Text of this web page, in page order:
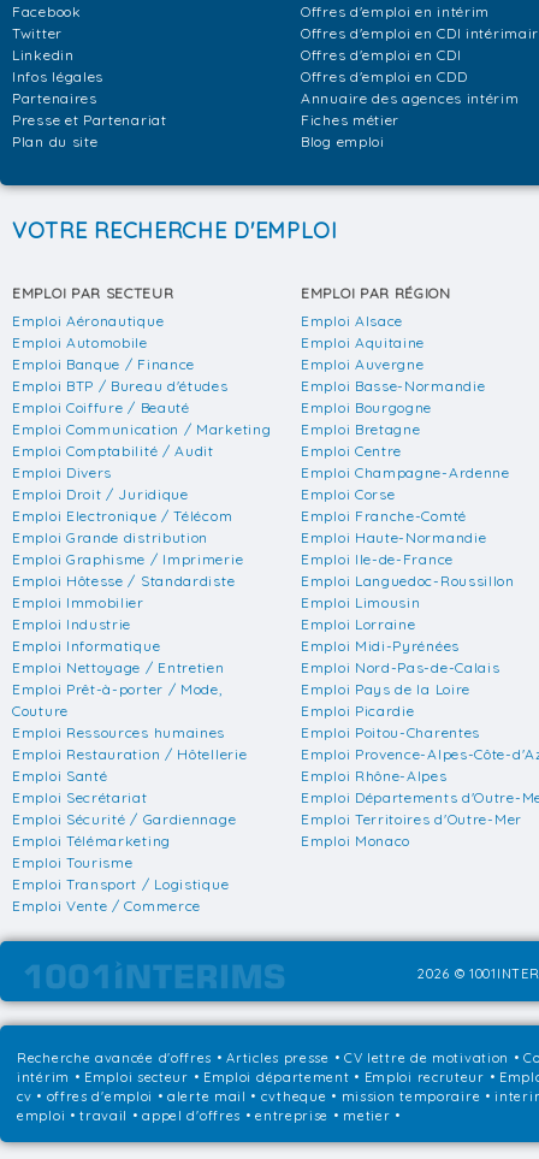
Facebook
Twitter
Linkedin
Infos légales
Partenaires
Presse et Partenariat
Plan du site
Offres d'emploi en intérim
Offres d'emploi en CDI
Offres d'emploi en CDI
Offres d'emploi en CDD
Annuaire des agences intérim
Fiches métier
Blog emploi
VOTRE RECHERCHE D'EMPLOI
EMPLOI PAR SECTEUR
Emploi Aéronautique
Emploi Automobile
Emploi Banque / Finance
Emploi BTP / Bureau d'études
Emploi Coiffure / Beauté
Emploi Communication / Marketing
Emploi Comptabilité / Audit
Emploi Divers
Emploi Droit / Juridique
Emploi Electronique / Télécom
Emploi Grande distribution
Emploi Graphisme / Imprimerie
Emploi Hôtesse / Standardiste
Emploi Immobilier
Emploi Industrie
Emploi Informatique
Emploi Nettoyage / Entretien
Emploi Prêt-à-porter / Mode,
Couture
Emploi Ressources humaines
Emploi Restauration / Hôtellerie
Emploi Santé
Emploi Secrétariat
Emploi Sécurité / Gardiennage
Emploi Télémarketing
Emploi Tourisme
Emploi Transport / Logistique
Emploi Vente / Commerce
EMPLOI PAR RÉGION
Emploi Alsace
Emploi Aquitaine
Emploi Auvergne
Emploi Basse-Normandie
Emploi Bourgogne
Emploi Bretagne
Emploi Centre
Emploi Champagne-Ardenne
Emploi Corse
Emploi Franche-Comté
Emploi Haute-Normandie
Emploi Ile-de-France
Emploi Languedoc-Roussillon
Emploi Limousin
Emploi Lorraine
Emploi Midi-Pyrénées
Emploi Nord-Pas-de-Calais
Emploi Pays de la Loire
Emploi Picardie
Emploi Poitou-Charentes
Emploi Provence-Alpes-Côte-
Emploi Rhône-Alpes
Emploi Départements d'Outre-
Emploi Territoires d'Outre-Mer
Emploi Monaco
2026 ©
Recherche avancée d'offres •Articles presse • CV lettre de motivation •
intérim • Emploi secteur • Emploi département • Emploi recruteur •
cv • offres d'emploi • alerte mail • cvtheque • mission temporaire •
emploi • travail • appel d'offres • entreprise • metier •